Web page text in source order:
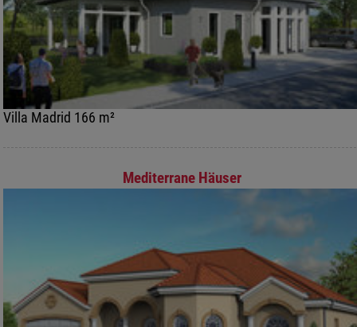
Villa Madrid 166 m²
Mediterrane Häuser